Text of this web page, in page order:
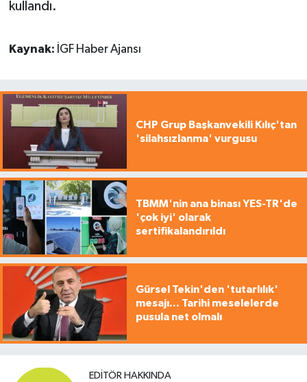
kullandı.
Kaynak: İGF Haber Ajansı
CHP Grup Başkanvekili Kılıç'tan
'silahsızlanma' vurgusu
TBMM'nin ana binası YES-TR'de
'çok iyi' olarak
sertifikalandırıldı
Gürsel Tekin'den 'tutarlılık'
mesajı... Tarihi meselelerde
pusula net olmalı
EDITÖR HAKKINDA